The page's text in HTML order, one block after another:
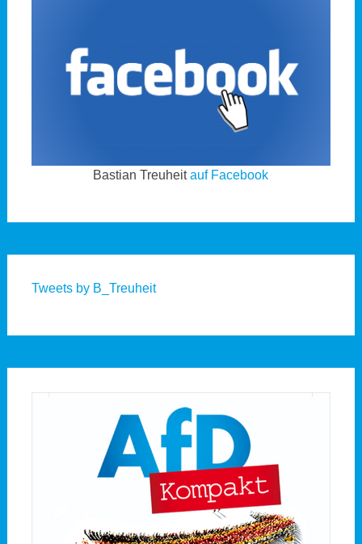
Bastian Treuheitauf Facebook
Tweets by B_Treuheit